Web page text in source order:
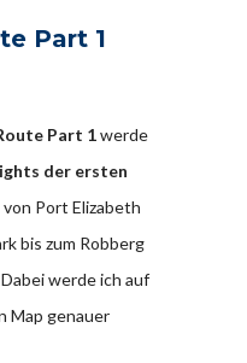
Part 1
Part 1werde
der ersten
von Port Elizabeth
bis zum Robberg
werde ich auf
Map genauer